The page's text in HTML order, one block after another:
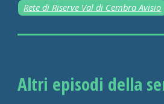
Rete di Riserve Val di Cembra Avisio
Altri episodi della